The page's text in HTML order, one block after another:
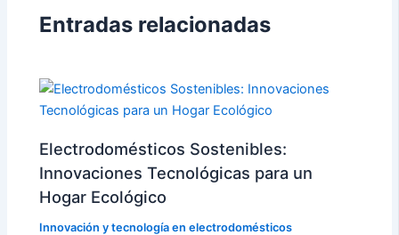
Entradas relacionadas
Electrodomésticos Sostenibles:
Innovaciones Tecnológicas para un
Hogar Ecológico
Innovación y tecnología en electrodomésticos